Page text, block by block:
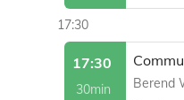
17:30
17:30
30min
Berend